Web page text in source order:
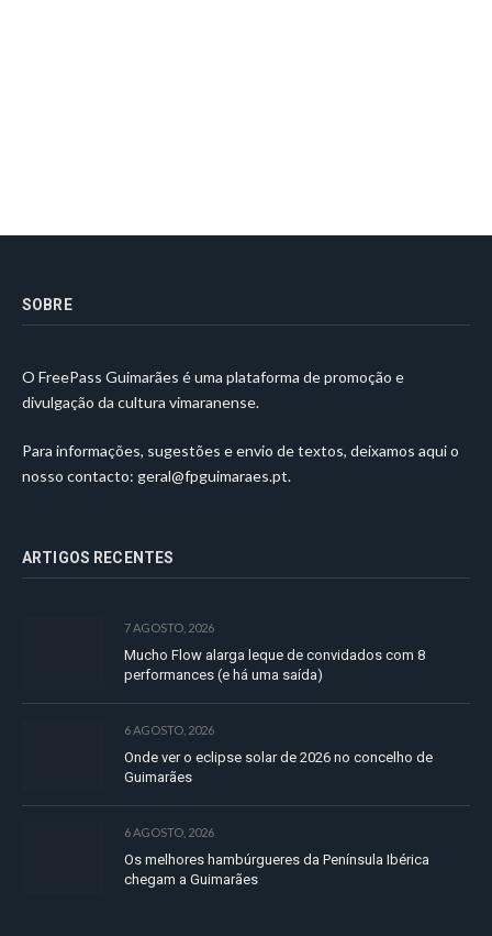
SOBRE
O FreePass Guimarães é uma plataforma de promoção e
divulgação da cultura vimaranense.
Para informações, sugestões e envio de textos, deixamos aqui o
nosso contacto: geral@fpguimaraes.pt.
ARTIGOS RECENTES
7 AGOSTO, 2026
Mucho Flow alarga leque de convidados com 8
performances (e há uma saída)
6 AGOSTO, 2026
Onde ver o eclipse solar de 2026 no concelho de
Guimarães
6 AGOSTO, 2026
Os melhores hambúrgueres da Península Ibérica
chegam a Guimarães